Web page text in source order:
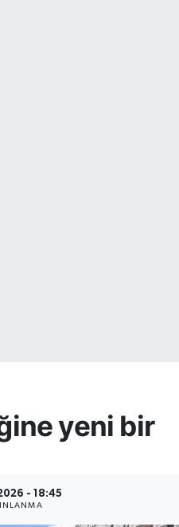
yeni bir
- 18:45